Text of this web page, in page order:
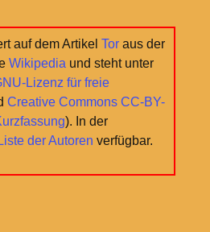
auf dem Artikel Tor aus der
Wikipedia und steht unter
Lizenz für freie
Creative Commons CC-BY-
). In der
Liste der Autoren verfügbar.